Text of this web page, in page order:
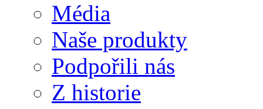
Média
Naše produkty
Podpořili nás
Z historie